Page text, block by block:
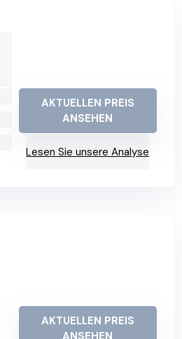
AKTUELLEN PREIS
ANSEHEN
Lesen Sie unsere Analyse
AKTUELLEN PREIS